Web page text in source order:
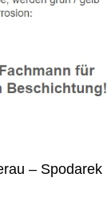
– Spodarek